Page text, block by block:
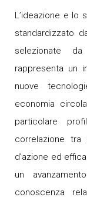
L’ideazione e lo
standardizzato
selezionate
rappresenta un
nuove
economia
particolare
correlazione tra
d’azione ed
un
conoscenza